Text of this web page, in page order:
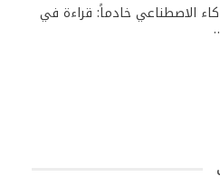
الاصطناعي خادماً: قراءة في